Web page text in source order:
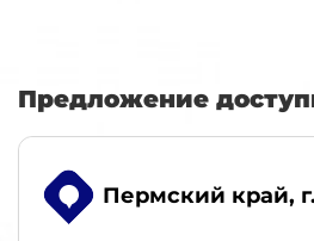
Предложение
Пермский край,